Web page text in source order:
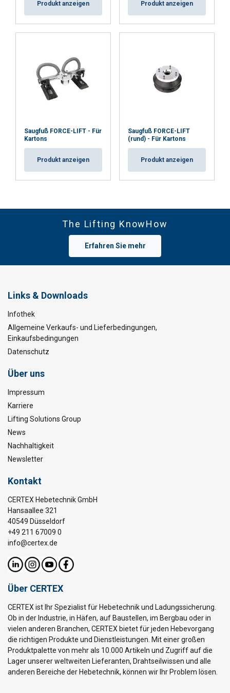
Produkt anzeigen Produkt anzeigen
Saugfuß FORCE-LIFT - Für
Kartons
Produkt anzeigen
Saugfuß FORCE-LIFT
(rund) - Für Kartons
Produkt anzeigen
The Lifting KnowHow
Erfahren Sie mehr
Links & Downloads
Infothek
Allgemeine Verkaufs- und Lieferbedingungen,
Einkaufsbedingungen
Datenschutz
Über uns
Impressum
Karriere
Lifting Solutions Group
News
Nachhaltigkeit
Newsletter
Kontakt
CERTEX Hebetechnik GmbH
Hansaallee 321
40549 Düsseldorf
+49 211 67009 0
info@certex.de
Über CERTEX
CERTEX ist Ihr Spezialist für Hebetechnik und Ladungssicherung.
Ob in der Industrie, in Häfen, auf Baustellen, im Bergbau oder in
vielen anderen Branchen, CERTEX bietet für jeden Hebevorgang
die richtigen Produkte und Dienstleistungen. Mit einer großen
Produktpalette von mehr als 10.000 Artikeln und Zugriff auf die
Lager unserer weltweiten Lieferanten, Drahtseilwissen und alle
anderen Bereiche der Hebetechnik, können wir Ihr Problem lösen.